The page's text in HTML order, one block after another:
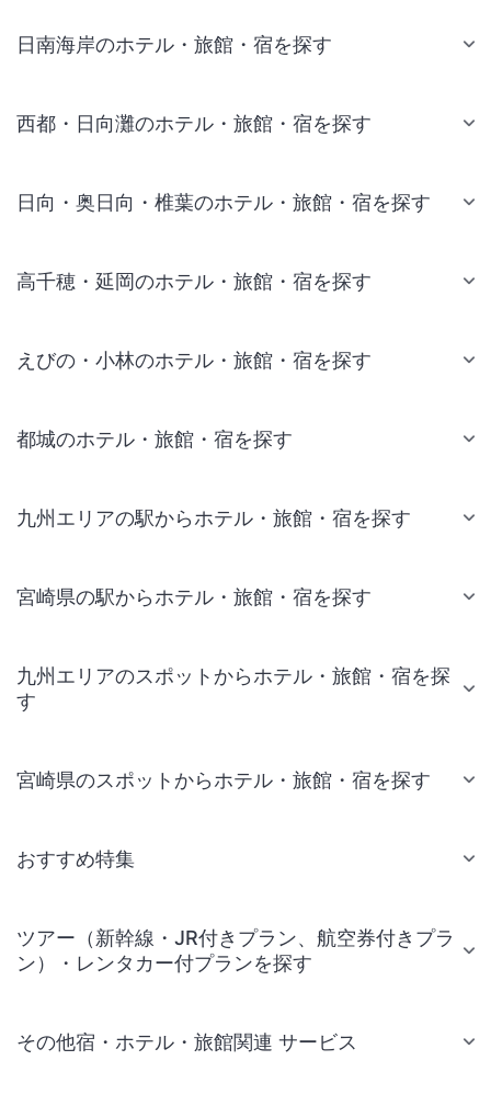
日南海岸のホテル・旅館・宿を探す
西都・日向灘のホテル・旅館・宿を探す
日向・奥日向・椎葉のホテル・旅館・宿を探す
高千穂・延岡のホテル・旅館・宿を探す
えびの・小林のホテル・旅館・宿を探す
都城のホテル・旅館・宿を探す
九州エリアの駅からホテル・旅館・宿を探す
宮崎県の駅からホテル・旅館・宿を探す
九州エリアのスポットからホテル・旅館・宿を探
す
宮崎県のスポットからホテル・旅館・宿を探す
おすすめ特集
ツアー（新幹線・JR付きプラン、航空券付きプラ
ン）・レンタカー付プランを探す
その他宿・ホテル・旅館関連 サービス